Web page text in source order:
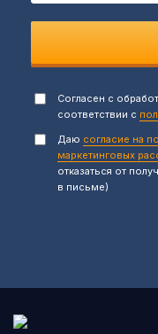
Согласен с
соответствии с
Даю согласие на
маркетинговых
отказаться от
в письме)